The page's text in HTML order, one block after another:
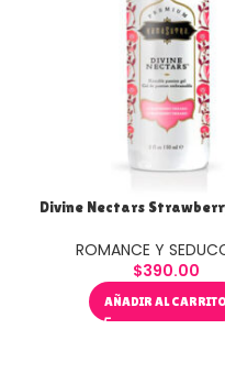
Divine Nectars
ROMANCE Y
$390.00
AÑADIR AL CARRITO